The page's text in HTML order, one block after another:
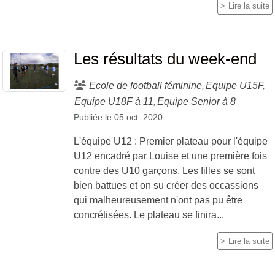
Lire la suite
Les résultats du week-end
Ecole de football féminine Equipe U15F
Equipe U18F à 11 Equipe Senior à 8
Publiée le 05 oct. 2020
L'équipe U12 : Premier plateau pour l'équipe
U12 encadré par Louise et une première fois
contre des U10 garçons. Les filles se sont
bien battues et on su créer des occassions
qui malheureusement n'ont pas pu être
concrétisées. Le plateau se finira...
Lire la suite